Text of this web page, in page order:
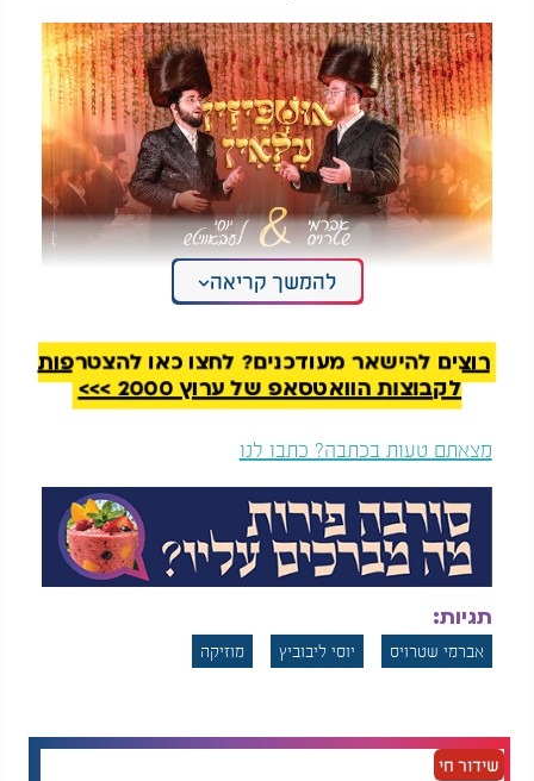
אברמי שטרויס ויוסי ליבוביץ -"אושפיזין עילאין"
להמשך קריאה
רוצים להישאר מעודכנים? לחצו כאן להצטרפות
לקבוצות הוואטסאפ של ערוץ 2000 >>>
מצאתם טעות בכתבה? כתבו לנו
תגיות:
אברמי שטרויס יוסי ליבוביץ מוזיקה
שידור חי